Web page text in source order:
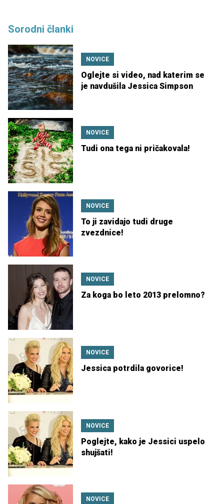
Sorodni članki
NOVICE
Oglejte si video, nad katerim se
je navdušila Jessica Simpson
NOVICE
Tudi ona tega ni pričakovala!
NOVICE
To ji zavidajo tudi druge
zvezdnice!
NOVICE
Za koga bo leto 2013 prelomno?
NOVICE
Jessica potrdila govorice!
NOVICE
Poglejte, kako je Jessici uspelo
shujšati!
NOVICE